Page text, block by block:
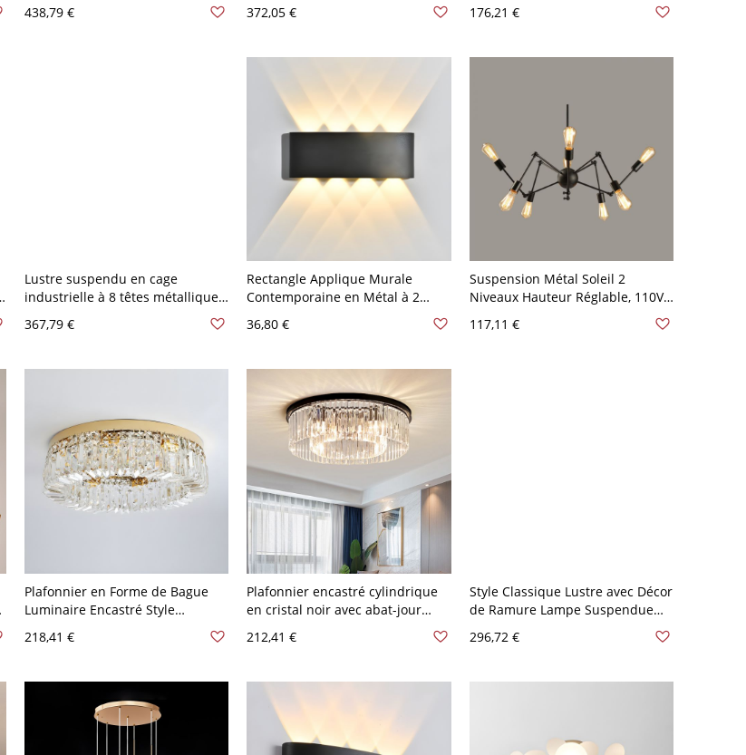
438,79 € 372,05 € 176,21 €
Lustre suspendu en cage
industrielle à 8 têtes métalliques
367,79 €
Rectangle Applique Murale
Contemporaine en Métal à 2
d'Extérieur - 110 V-120 V Noir 8
36,80 €
Suspension Métal Soleil 2
Niveaux Hauteur Réglable, 110V-
117,11 €
Plafonnier en Forme de Bague
Luminaire Encastré Style
120 V 8
218,41 €
Plafonnier encastré cylindrique
en cristal noir avec abat-jour
transparent, style moderne - 110
V-120 V 59,69 cm
212,41 €
Style Classique Lustre avec Décor
de Ramure Lampe Suspendue
Design de Bougie en Résine - 110
V-120 V Blanc 9+3
296,72 €